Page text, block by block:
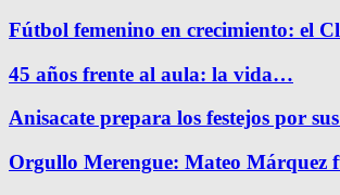
Fútbol femenino en crecimiento: el
45 años frente al aula: la vida…
Anisacate prepara los festejos por
Orgullo Merengue: Mateo Márquez